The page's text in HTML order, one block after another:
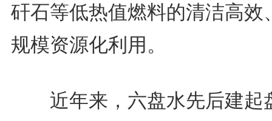
矸石等低热值燃料的清洁高效
规模资源化利用。
近年来，六盘水先后建起